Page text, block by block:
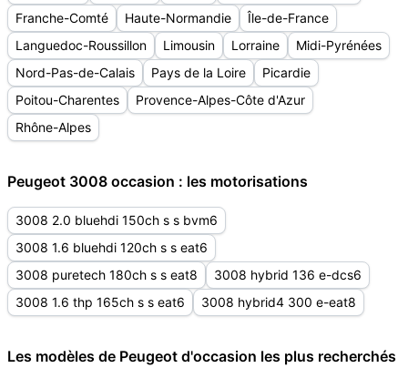
Franche-Comté
Haute-Normandie
Île-de-France
Languedoc-Roussillon
Limousin Lorraine
Midi-Pyrénées
Nord-Pas-de-Calais
Pays de la Loire
Picardie
Poitou-Charentes
Provence-Alpes-Côte d'Azur
Rhône-Alpes
Peugeot 3008 occasion : les motorisations
3008 2.0 bluehdi 150ch s s bvm6
3008 1.6 bluehdi 120ch s s eat6
3008 puretech 180ch s s eat8
3008 hybrid 136 e-dcs6
3008 1.6 thp 165ch s s eat6
3008 hybrid4 300 e-eat8
Les modèles de Peugeot d'occasion les plus recherchés